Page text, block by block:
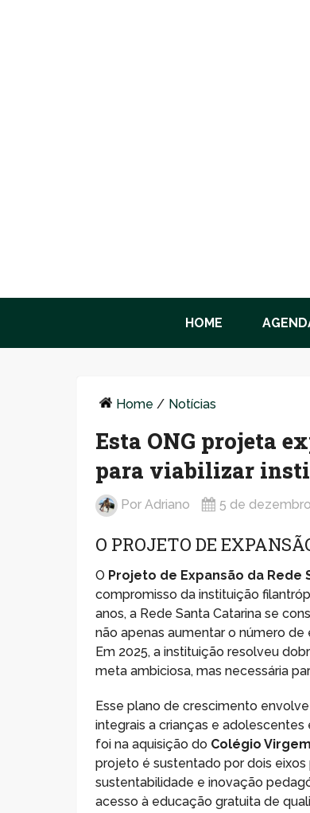
HOME
Home / Notícias
Esta ONG projeta
para viabilizar
PorAdriano 5 de
O PROJETO DE
O Projeto de Expansão da Rede
compromisso da instituição
anos, a Rede Santa Catarina se
não apenas aumentar o número
Em 2025, a instituição resolveu
meta ambiciosa, mas necessária
Esse plano de crescimento
integrais a crianças e
foi na aquisição do Colégio
projeto é sustentado por dois eixos
sustentabilidade e inovação
acesso à educação gratuita de